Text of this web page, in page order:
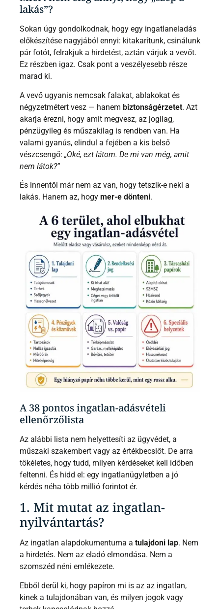
lakás”?
Sokan úgy gondolkodnak, hogy egy ingatlaneladás
előkészítése nagyjából ennyi: kitakarítunk, csinálunk
pár fotót, felrakjuk a hirdetést, aztán várjuk a vevőt.
Ez részben igaz. Csak pont a veszélyesebb része
marad ki.
A vevő ugyanis nemcsak falakat, ablakokat és
négyzetmétert vesz — hanem biztonságérzetet. Azt
akarja érezni, hogy amit megvesz, az jogilag,
pénzügyileg és műszakilag is rendben van. Ha
valami gyanús, elindul a fejében a kis belső
vészcsengő: „Oké, ezt látom. De mi van még, amit
nem látok?”
És innentől már nem az van, hogy tetszik-e neki a
lakás. Hanem az, hogy mer-e dönteni.
A 38 pontos ingatlan-adásvételi
ellenőrzőlista
Az alábbi lista nem helyettesíti az ügyvédet, a
műszaki szakembert vagy az értékbecslőt. De arra
tökéletes, hogy tudd, milyen kérdéseket kell időben
feltenni. És hidd el: egy ingatlanügyletben a jó
kérdés néha több millió forintot ér.
1. Mit mutat az ingatlan-
nyilvántartás?
Az ingatlan alapdokumentuma a tulajdoni lap. Nem
a hirdetés. Nem az eladó elmondása. Nem a
szomszéd néni emlékezete.
Ebből derül ki, hogy papíron mi is az az ingatlan,
kinek a tulajdonában van, és milyen jogok vagy